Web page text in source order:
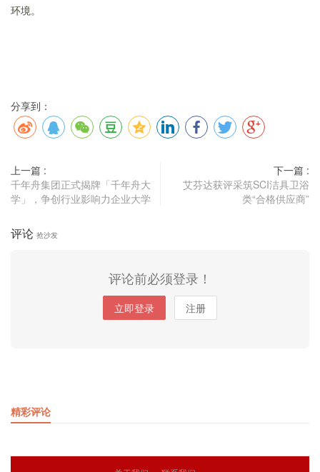
环境。
分享到：
上一篇 :
千年舟集团正式揭牌「千年舟大
学」，争创行业影响力企业大学
下一篇 :
艾芬达获评采筑SCI洁具卫浴
类“合格供应商”
评论 抢沙发
评论前必须登录！
立即登录 注册
精彩评论